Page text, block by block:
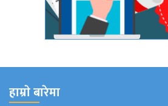
हाम्राे बारेमा